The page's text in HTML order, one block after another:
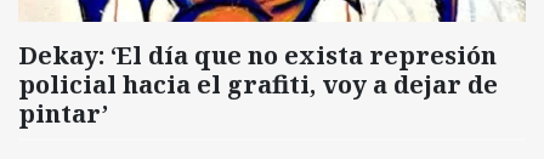
Dekay: ‘El día que no exista represión
policial hacia el grafiti, voy a dejar de
pintar’